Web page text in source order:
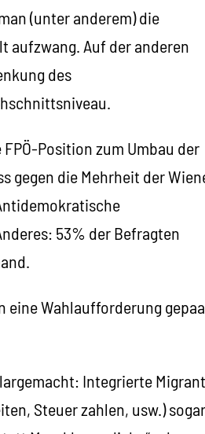
(unter anderem) die
aufzwang. Auf der anderen
des
Position zum Umbau der
gegen die Mehrheit der
53% der Befragten
eine Wahlaufforderung
Integrierte
Steuer zahlen, usw.) sogar